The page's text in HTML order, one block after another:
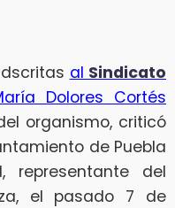
al Sindicato
Dolores Cortés
organismo, criticó
de Puebla
representante del
el pasado 7 de